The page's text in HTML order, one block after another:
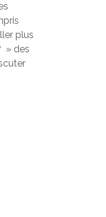
plus
» des